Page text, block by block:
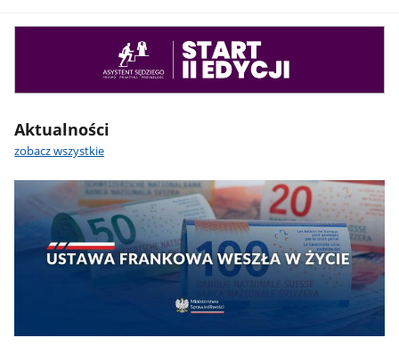
Aktualności
zobacz wszystkie